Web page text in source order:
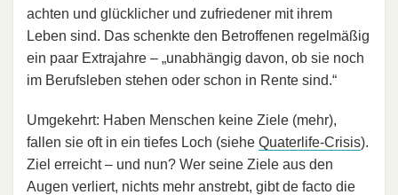
achten und glücklicher und zufriedener mit ihrem
Leben sind. Das schenkte den Betroffenen regelmäßig
ein paar Extrajahre – „unabhängig davon, ob sie noch
im Berufsleben stehen oder schon in Rente sind.“
Umgekehrt: Haben Menschen keine Ziele (mehr),
fallen sie oft in ein tiefes Loch (siehe Quaterlife-Crisis).
Ziel erreicht – und nun? Wer seine Ziele aus den
Augen verliert, nichts mehr anstrebt, gibt de facto die